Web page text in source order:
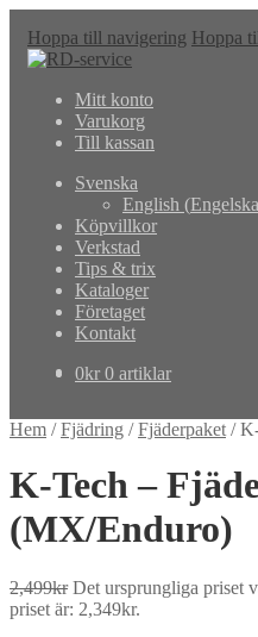
Hoppa till navigering Hoppa
Mitt konto
Varukorg
Till kassan
Svenska
English (Engelska
Köpvillkor
Verkstad
Tips & trix
Kataloger
Företaget
Kontakt
0kr 0 artiklar
Hem /Fjädring /Fjäderpaket /
K-Tech –
(MX/Enduro)
2,499kr Det ursprungliga priset
priset är: 2,349kr.